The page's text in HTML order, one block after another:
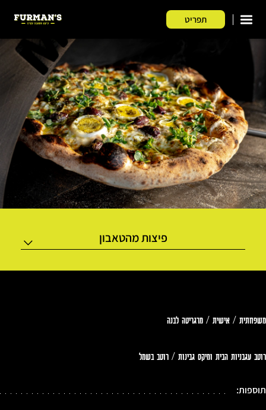
דלג לסרגל הניווט
דלג לתוכן
תפריט
פיצות מהטאבון
משפחתית / אישית / מרגריטה לבנה
רוטב עגבניות הבית ומיקס גבינות / רוטב בשמל
תוספות: